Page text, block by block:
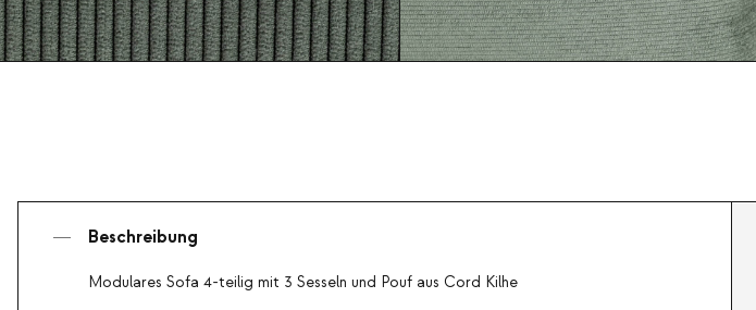
Beschreibung
Modulares Sofa 4-teilig mit 3 Sesseln und Pouf aus Cord Kilhe